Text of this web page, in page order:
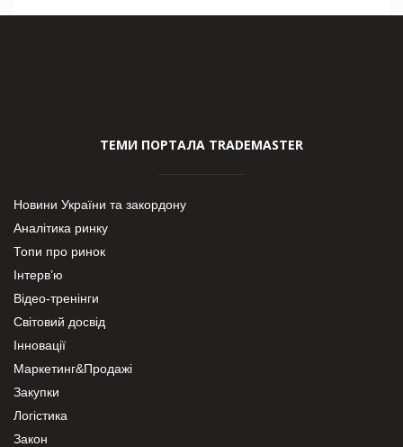
ТЕМИ ПОРТАЛА TRADEMASTER
Новини України та закордону
Аналітика ринку
Топи про ринок
Інтерв’ю
Відео-тренінги
Світовий досвід
Інновації
Маркетинг&Продажі
Закупки
Логістика
Закон